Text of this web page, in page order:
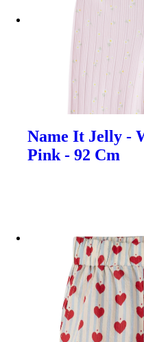
Name It Jelly -
Pink - 92 Cm